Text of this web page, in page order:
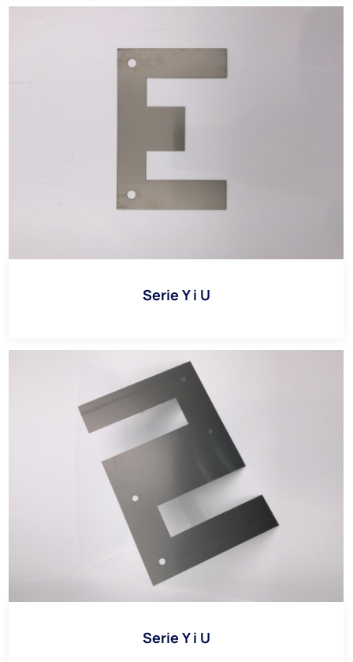
Serie Y i U
Serie Y i U